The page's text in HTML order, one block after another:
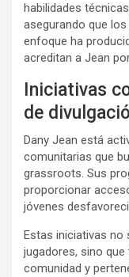
habilidades
asegurando que
enfoque ha
acreditan a Jean
Iniciativas
de
Dany Jean está
comunitarias que
grassroots. Sus
proporcionar
jóvenes
Estas iniciativas
jugadores, sino
comunidad y